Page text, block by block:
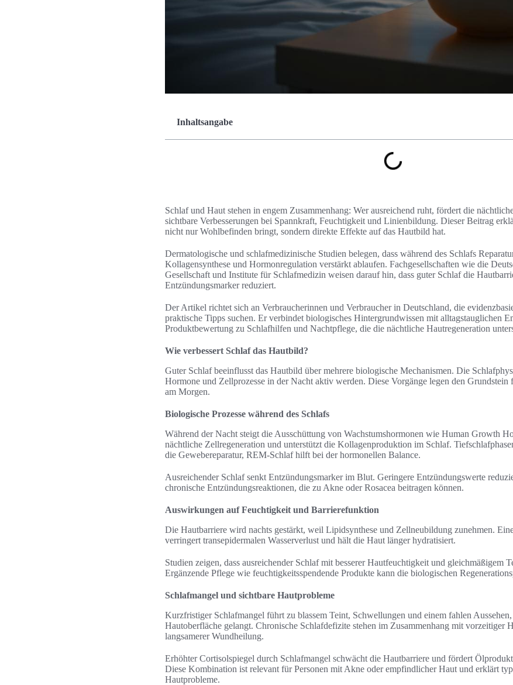
Inhaltsangabe
Schlaf und Haut stehen in engem Zusammenhang: Wer ausreichend ruht, fördert die
sichtbare Verbesserungen bei Spannkraft, Feuchtigkeit und Linienbildung. Dieser Beitrag
nicht nur Wohlbefinden bringt, sondern direkte Effekte auf das Hautbild hat.
Dermatologische und schlafmedizinische Studien belegen, dass während des Schlafs
Kollagensynthese und Hormonregulation verstärkt ablaufen. Fachgesellschaften wie die
Gesellschaft und Institute für Schlafmedizin weisen darauf hin, dass guter Schlaf die
Entzündungsmarker reduziert.
Der Artikel richtet sich an Verbraucherinnen und Verbraucher in Deutschland, die
praktische Tipps suchen. Er verbindet biologisches Hintergrundwissen mit alltagstauglichen
Produktbewertung zu Schlafhilfen und Nachtpflege, die die nächtliche Hautregeneration
Wie verbessert Schlaf das Hautbild?
Guter Schlaf beeinflusst das Hautbild über mehrere biologische Mechanismen. Die
Hormone und Zellprozesse in der Nacht aktiv werden. Diese Vorgänge legen den Grundstein
am Morgen.
Biologische Prozesse während des Schlafs
Während der Nacht steigt die Ausschüttung von Wachstumshormonen wie Human Growth
nächtliche Zellregeneration und unterstützt die Kollagenproduktion im Schlaf.
die Gewebereparatur, REM-Schlaf hilft bei der hormonellen Balance.
Ausreichender Schlaf senkt Entzündungsmarker im Blut. Geringere Entzündungswerte
chronische Entzündungsreaktionen, die zu Akne oder Rosacea beitragen können.
Auswirkungen auf Feuchtigkeit und Barrierefunktion
Die Hautbarriere wird nachts gestärkt, weil Lipidsynthese und Zellneubildung zunehmen.
verringert transepidermalen Wasserverlust und hält die Haut länger hydratisiert.
Studien zeigen, dass ausreichender Schlaf mit besserer Hautfeuchtigkeit und gleichmäßigem
Ergänzende Pflege wie feuchtigkeitsspendende Produkte kann die biologischen
Schlafmangel und sichtbare Hautprobleme
Kurzfristiger Schlafmangel führt zu blassem Teint, Schwellungen und einem fahlen
Hautoberfläche gelangt. Chronische Schlafdefizite stehen im Zusammenhang mit vorzeitiger
langsamerer Wundheilung.
Erhöhter Cortisolspiegel durch Schlafmangel schwächt die Hautbarriere und fördert
Diese Kombination ist relevant für Personen mit Akne oder empfindlicher Haut und erklärt
Hautprobleme.